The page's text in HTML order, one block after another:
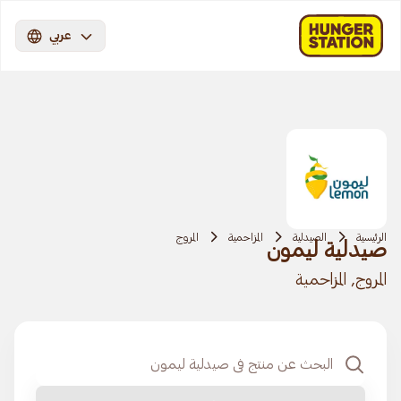
عربي
الرئيسية الصيدلية المزاحمية‎‎ المروج
صيدلية ليمون
المروج, المزاحمية‎‎